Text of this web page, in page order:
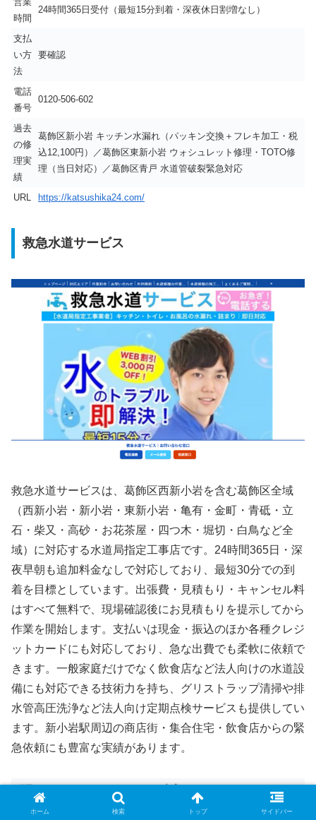
時間
24時間365日受付（最短15分到着・深夜休日割増なし）
支払
い方
法
要確認
電話
番号
0120-506-602
過去
の修
理実
績
葛飾区新小岩 キッチン水漏れ（パッキン交換＋フレキ加工・税
込12,100円）／葛飾区東新小岩 ウォシュレット修理・TOTO修
理（当日対応）／葛飾区青戸 水道管破裂緊急対応
URL https://katsushika24.com/
救急水道サービス
救急水道サービスは、葛飾区西新小岩を含む葛飾区全域
（西新小岩・新小岩・東新小岩・亀有・金町・青砥・立
石・柴又・高砂・お花茶屋・四つ木・堀切・白鳥など全
域）に対応する水道局指定工事店です。24時間365日・深
夜早朝も追加料金なしで対応しており、最短30分での到
着を目標としています。出張費・見積もり・キャンセル料
はすべて無料で、現場確認後にお見積もりを提示してから
作業を開始します。支払いは現金・振込のほか各種クレジ
ットカードにも対応しており、急な出費でも柔軟に依頼で
きます。一般家庭だけでなく飲食店など法人向けの水道設
備にも対応できる技術力を持ち、グリストラップ清掃や排
水管高圧洗浄など法人向け定期点検サービスも提供してい
ます。新小岩駅周辺の商店街・集合住宅・飲食店からの緊
急依頼にも豊富な実績があります。
会社
要確認
ホーム 検索 トップ サイドバー